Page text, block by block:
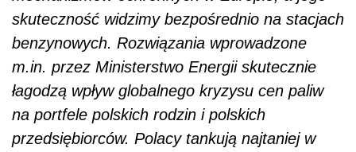
skuteczność widzimy bezpośrednio na stacjach
benzynowych. Rozwiązania wprowadzone
m.in. przez Ministerstwo Energii skutecznie
łagodzą wpływ globalnego kryzysu cen paliw
na portfele polskich rodzin i polskich
przedsiębiorców. Polacy tankują najtaniej w